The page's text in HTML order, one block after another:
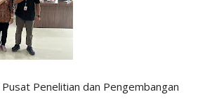
Penelitian dan Pengembangan